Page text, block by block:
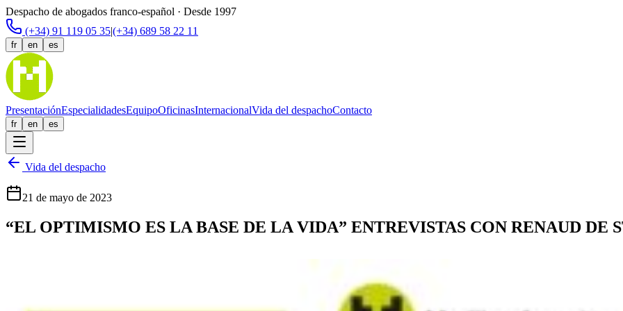
Despacho de abogados franco-español · Desde 1997
(+34) 91 119 05 35|(+34) 689 58 22 11
fr en es
PresentaciónEspecialidadesEquipoOficinasInternacionalVida del despachoContacto
fr en es
Vida del despacho
21 de mayo de 2023
“EL OPTIMISMO ES LA BASE DE LA VIDA” ENTREVISTAS CON RENAUD DE